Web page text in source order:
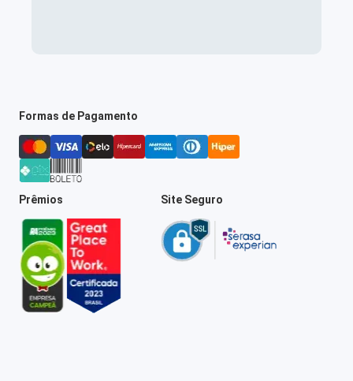
Formas de Pagamento
Prêmios Site Seguro